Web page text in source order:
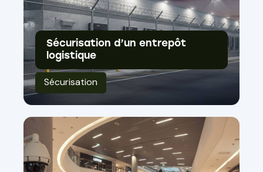
Sécurisation d’un entrepôt
logistique
Sécurisation